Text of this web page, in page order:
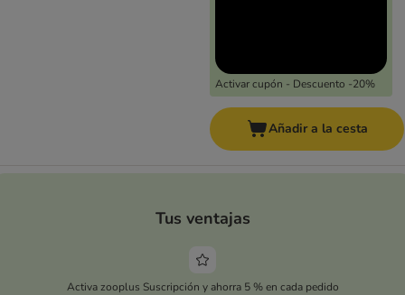
Activar cupón - Descuento -20%
Añadir a la cesta
Tus ventajas
Activa zooplus Suscripción y ahorra 5 % en cada pedido